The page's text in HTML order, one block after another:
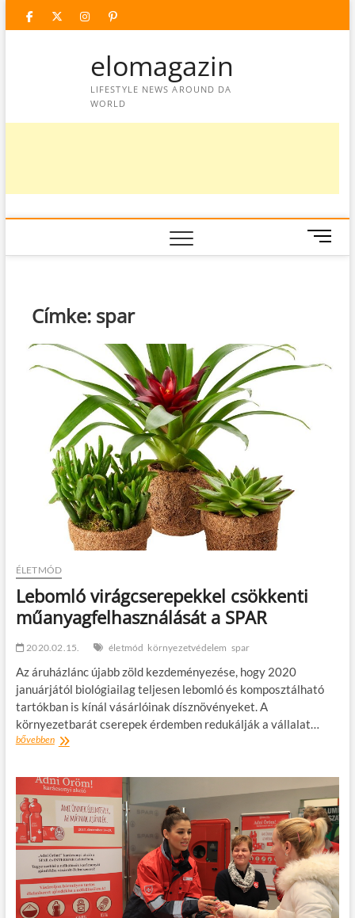
facebooktwitter
instagram
googleplus
pinterest
elomagazin
LIFESTYLE NEWS AROUND DA
WORLD
M
e
Címke: spar
ÉLETMÓD
Lebomló virágcserepekkel csökkenti
műanyagfelhasználását a SPAR
2020.02.15. életmód környezetvédelem spar
Az áruházlánc újabb zöld kezdeményezése, hogy 2020
januárjától biológiailag teljesen lebomló és komposztálható
tartókban is kínál vásárlóinak dísznövényeket. A
környezetbarát cserepek érdemben redukálják a vállalat…
bővebbenLebomló
műanyagfelhasználását
a
SPAR